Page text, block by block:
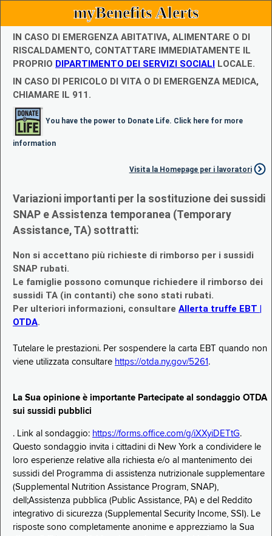
myBenefits Alerts
IN CASO DI EMERGENZA ABITATIVA, ALIMENTARE O DI
RISCALDAMENTO, CONTATTARE IMMEDIATAMENTE IL
PROPRIO DIPARTIMENTO DEI SERVIZI SOCIALI LOCALE.
IN CASO DI PERICOLO DI VITA O DI EMERGENZA MEDICA,
CHIAMARE IL 911.
You have the power to Donate Life. Click here for more
information
Visita la Homepage per i lavoratori
Variazioni importanti per la sostituzione dei sussidi
SNAP e Assistenza temporanea (Temporary
Assistance, TA) sottratti:
Non si accettano più richieste di rimborso per i sussidi
SNAP rubati.
Le famiglie possono comunque richiedere il rimborso dei
sussidi TA (in contanti) che sono stati rubati.
Per ulteriori informazioni, consultare Allerta truffe EBT |
OTDA.
Tutelare le prestazioni. Per sospendere la carta EBT quando non
viene utilizzata consultare https://otda.ny.gov/5261 .
La Sua opinione è importante Partecipate al sondaggio OTDA
sui sussidi pubblici
. Link al sondaggio: https://forms.office.com/g/iXXyiDETtG.
Questo sondaggio invita i cittadini di New York a condividere le
loro esperienze relative alla richiesta e/o al mantenimento dei
sussidi del Programma di assistenza nutrizionale supplementare
(Supplemental Nutrition Assistance Program, SNAP),
dell;Assistenza pubblica (Public Assistance, PA) e del Reddito
integrativo di sicurezza (Supplemental Security Income, SSI). Le
risposte sono completamente anonime e apprezziamo la Sua